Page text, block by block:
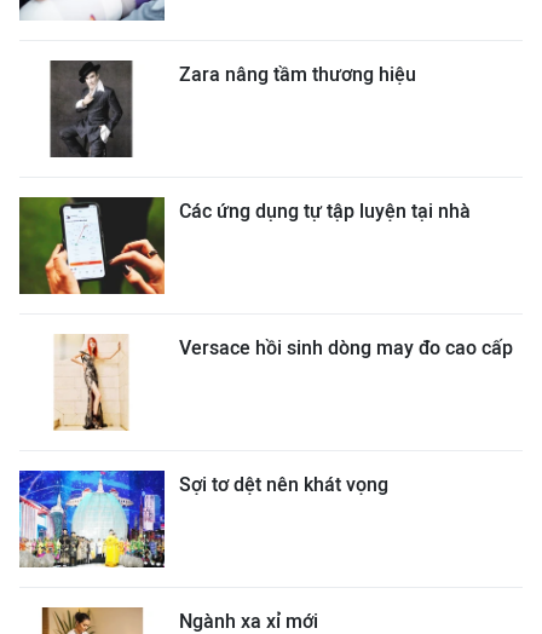
Zara nâng tầm thương hiệu
Các ứng dụng tự tập luyện tại nhà
Versace hồi sinh dòng may đo cao cấp
Sợi tơ dệt nên khát vọng
Ngành xa xỉ mới